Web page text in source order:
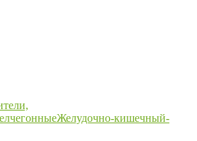
Желудочно-кишечный-